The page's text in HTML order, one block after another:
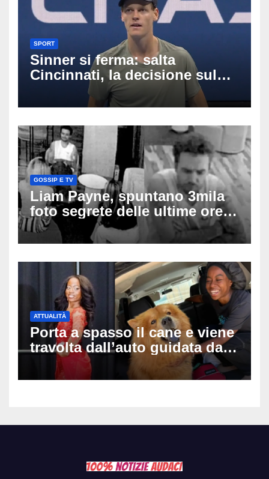
SPORT
Sinner si ferma: salta
Cincinnati, la decisione sul
ginocchio cambia il percorso
verso gli US Open
GOSSIP E TV
Liam Payne, spuntano 3mila
foto segrete delle ultime ore:
cosa è successo prima della
tragica caduta dall’hotel
ATTUALITÀ
Porta a spasso il cane e viene
travolta dall’auto guidata da
due bambini di 4 e 6 anni: l’ex
miss Kiara Bowling lotta tra la